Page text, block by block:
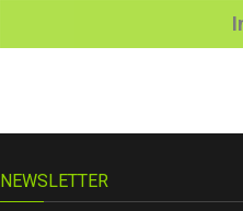
NEWSLETTER